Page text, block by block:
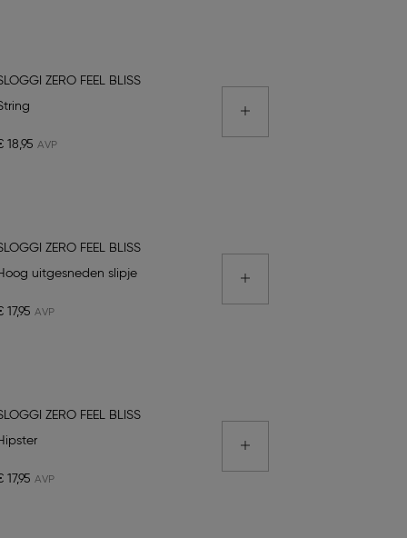
ZERO FEEL BLISS
18,95
ZERO FEEL BLISS
uitgesneden slipje
17,95
ZERO FEEL BLISS
17,95